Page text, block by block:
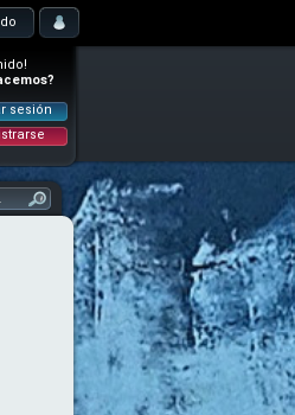
sesión